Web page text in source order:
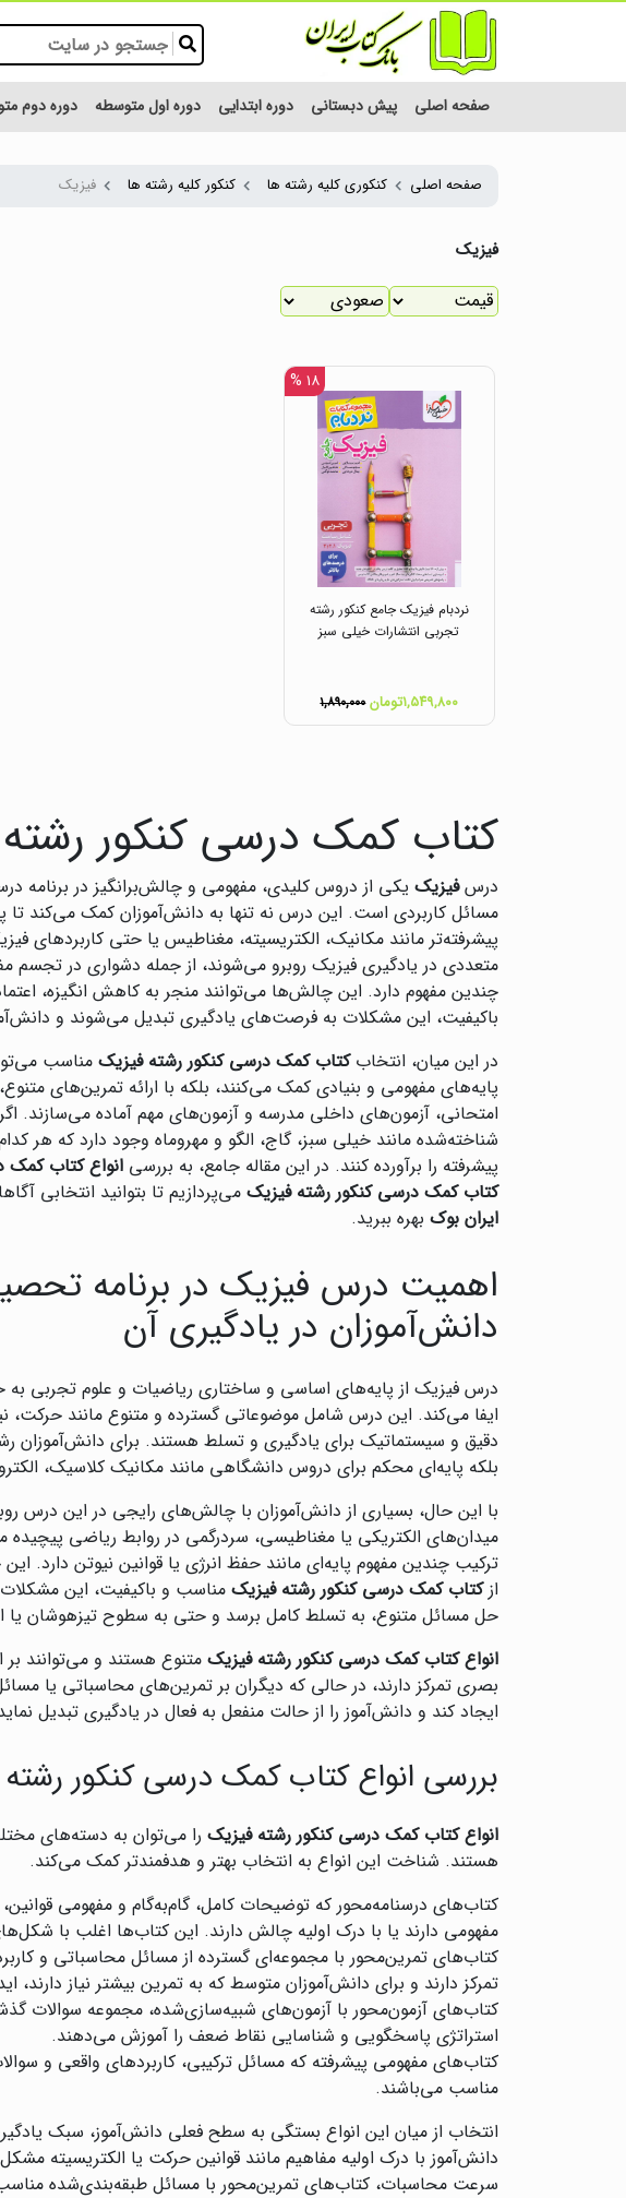
صفحه اصلی پیش دبستانی دوره ابتدایی دوره اول متوسطه دوره دوم
صفحه اصلی کنکوری کلیه رشته ها کنکور کلیه رشته ها فیزیک
فیزیک
۱۸ %
نردبام فیزیک جامع کنکور رشته
تجربی انتشارات خیلی سبز
۱,۵۴۹,۸۰۰تومان ۱,۸۹۰,۰۰۰
کتاب کمک درسی کنکور
درسفیزیک یکی از دروس کلیدی، مفهومی و چالش‌برانگیز در
مسائل کاربردی است. این درس نه تنها به دانش‌آموزان کمک می‌کند تا
پیشرفته‌تر مانند مکانیک، الکتریسیته، مغناطیس یا حتی
متعددی در یادگیری فیزیک روبرو می‌شوند، از جمله دشواری در تجسم
چندین مفهوم دارد. این چالش‌ها می‌توانند منجر به کاهش انگیزه،
باکیفیت، این مشکلات به فرصت‌های یادگیری تبدیل می‌شوند و
در این میان، انتخابکتاب کمک درسی کنکور رشته فیزیک مناسب
پایه‌های مفهومی و بنیادی کمک می‌کنند، بلکه با ارائه تمرین‌های
امتحانی، آزمون‌های داخلی مدرسه و آزمون‌های مهم آماده می‌سازند.
شناخته‌شده مانند خیلی سبز، گاج، الگو و مهروماه وجود دارد که هر
پیشرفته را برآورده کنند. در این مقاله جامع، به بررسی انواع کتاب کمک
کتاب کمک درسی کنکور رشته فیزیک می‌پردازیم تا بتوانید انتخابی
ایران بوک بهره ببرید.
اهمیت درس فیزیک در برنامه
دانش‌آموزان در یادگیری آن
درس فیزیک از پایه‌های اساسی و ساختاری ریاضیات و علوم تجربی
ایفا می‌کند. این درس شامل موضوعاتی گسترده و متنوع مانند حرکت،
دقیق و سیستماتیک برای یادگیری و تسلط هستند. برای دانش‌آموزان
بلکه پایه‌ای محکم برای دروس دانشگاهی مانند مکانیک کلاسیک،
با این حال، بسیاری از دانش‌آموزان با چالش‌های رایجی در این درس
میدان‌های الکتریکی یا مغناطیسی، سردرگمی در روابط ریاضی پیچیده
ترکیب چندین مفهوم پایه‌ای مانند حفظ انرژی یا قوانین نیوتن دارد.
ازکتاب کمک درسی کنکور رشته فیزیک مناسب و باکیفیت، این
حل مسائل متنوع، به تسلط کامل برسد و حتی به سطوح تیزهوشان یا
انواع کتاب کمک درسی کنکور رشته فیزیک متنوع هستند و می‌توانند
بصری تمرکز دارند، در حالی که دیگران بر تمرین‌های محاسباتی یا
ایجاد کند و دانش‌آموز را از حالت منفعل به فعال در یادگیری تبدیل
بررسی انواع کتاب کمک درسی کنکور
انواع کتاب کمک درسی کنکور رشته فیزیک را می‌توان به دسته‌های
هستند. شناخت این انواع به انتخاب بهتر و هدفمندتر کمک می‌کند.
کتاب‌های درسنامه‌محور که توضیحات کامل، گام‌به‌گام و مفهومی
مفهومی دارند یا با درک اولیه چالش دارند. این کتاب‌ها اغلب با
کتاب‌های تمرین‌محور با مجموعه‌ای گسترده از مسائل محاسباتی و
تمرکز دارند و برای دانش‌آموزان متوسط که به تمرین بیشتر نیاز دارند،
کتاب‌های آزمون‌محور با آزمون‌های شبیه‌سازی‌شده، مجموعه سوالات
استراتژی پاسخگویی و شناسایی نقاط ضعف را آموزش می‌دهند.
کتاب‌های مفهومی پیشرفته که مسائل ترکیبی، کاربردهای واقعی و
مناسب می‌باشند.
انتخاب از میان این انواع بستگی به سطح فعلی دانش‌آموز، سبک
دانش‌آموز با درک اولیه مفاهیم مانند قوانین حرکت یا الکتریسیته
سرعت محاسبات، کتاب‌های تمرین‌محور با مسائل طبقه‌بندی‌شده